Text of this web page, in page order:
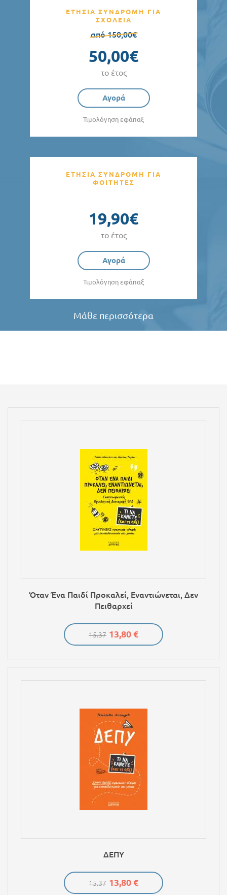
ΕΤΗΣΙΑ ΣΥΝΔΡΟΜΗ ΓΙΑ
ΣΧΟΛΕΙΑ
από 150,00€
50,00€
το έτος
Αγορά
Τιμολόγηση εφάπαξ
ΕΤΗΣΙΑ ΣΥΝΔΡΟΜΗ ΓΙΑ
ΦΟΙΤΗΤΕΣ
19,90€
το έτος
Αγορά
Τιμολόγηση εφάπαξ
Μάθε περισσότερα
Όταν Ένα Παιδί Προκαλεί, Εναντιώνεται, Δεν
Πειθαρχεί
15.37 13,80 €
ΔΕΠΥ
15.37 13,80 €